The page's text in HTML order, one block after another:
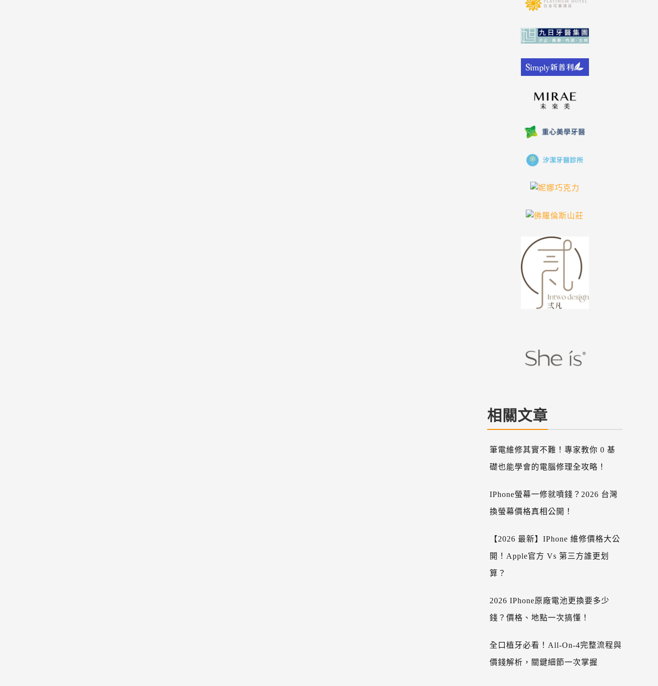
相關文章
筆電維修其實不難！專家教你 0 基
礎也能學會的電腦修理全攻略！
IPhone螢幕一修就噴錢？2026 台灣
換螢幕價格真相公開！
【2026 最新】iPhone 維修價格大公
開！Apple官方 Vs 第三方誰更划
算？
2026 IPhone原廠電池更換要多少
錢？價格、地點一次搞懂！
全口植牙必看！All-On-4完整流程與
價錢解析，關鍵細節一次掌握